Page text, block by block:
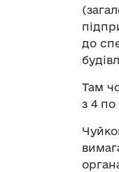
до
Там
з 4 по